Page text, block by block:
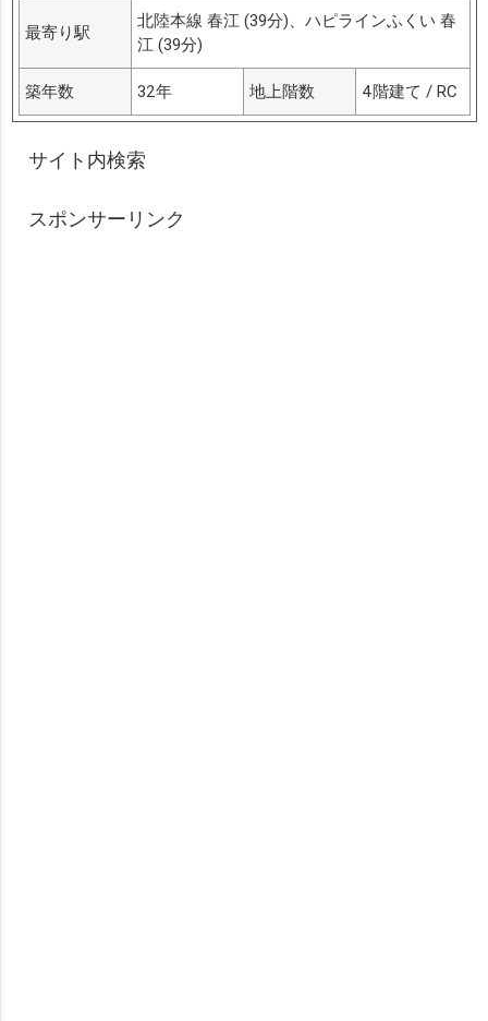
最寄り駅
北陸本線 春江 (39分)、ハピラインふくい 春
江 (39分)
築年数 32年 地上階数 4階建て / RC
サイト内検索
スポンサーリンク